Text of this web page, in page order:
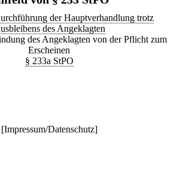
der Hauptverhandlung trotz
des Angeklagten
des Angeklagten von der Pflicht zum
Erscheinen
§ 233a StPO
[Impressum/Datenschutz]